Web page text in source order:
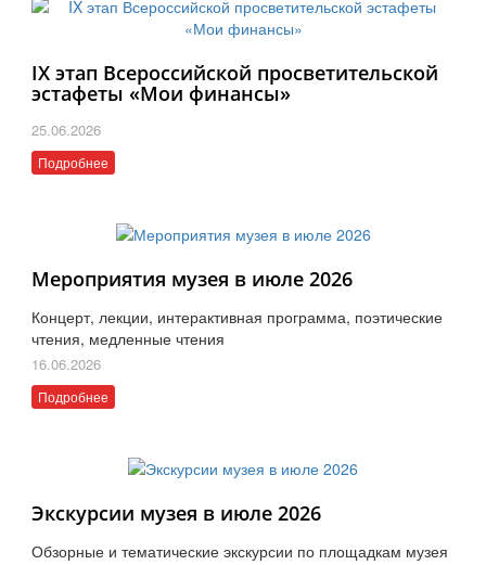
IX этап Всероссийской просветительской
эстафеты «Мои финансы»
25.06.2026
Подробнее
Мероприятия музея в июле 2026
Концерт, лекции, интерактивная программа, поэтические
чтения, медленные чтения
16.06.2026
Подробнее
Экскурсии музея в июле 2026
Обзорные и тематические экскурсии по площадкам музея